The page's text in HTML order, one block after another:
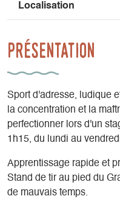
Localisation
Présentation
Sport d'adresse, ludique
la concentration et la
perfectionner lors d'un
1h15, du lundi au
Apprentissage rapide et
Stand de tir au pied du
de mauvais temps.